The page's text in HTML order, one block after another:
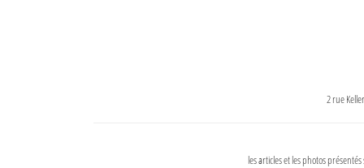
2 rue
les articles et les photos